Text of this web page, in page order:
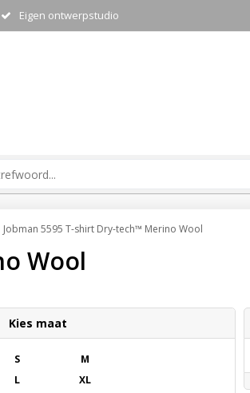
Eigen ontwerpstudio
Jobman 5595 T-shirt Dry-tech™ Merino Wool
Wool
Kies maat
S
M
L
XL